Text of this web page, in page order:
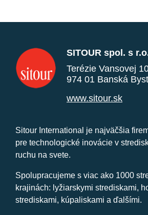
SITOUR spol. s
Terézie Vansovej
974 01 Banská
www.sitour.sk
Sitour International je najväčšia
pre technologické inovácie v
ruchu na svete.
Spolupracujeme s viac ako 1000
krajinách: lyžiarskymi strediskami,
strediskami, kúpaliskami a ďalšími.